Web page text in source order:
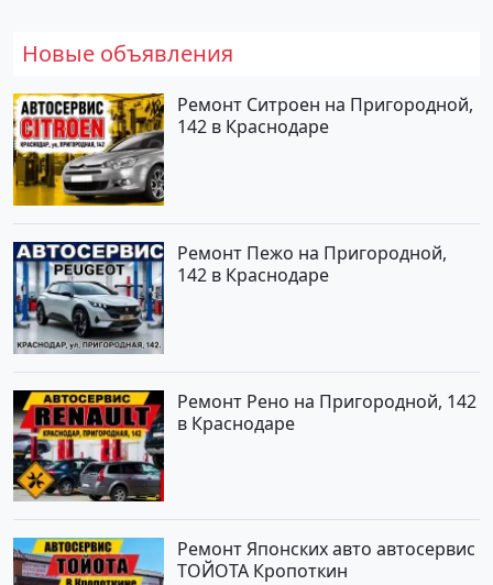
Новые объявления
Ремонт Ситроен на Пригородной,
142 в Краснодаре
Ремонт Пежо на Пригородной,
142 в Краснодаре
Ремонт Рено на Пригородной, 142
в Краснодаре
Ремонт Японских авто автосервис
ТОЙОТА Кропоткин